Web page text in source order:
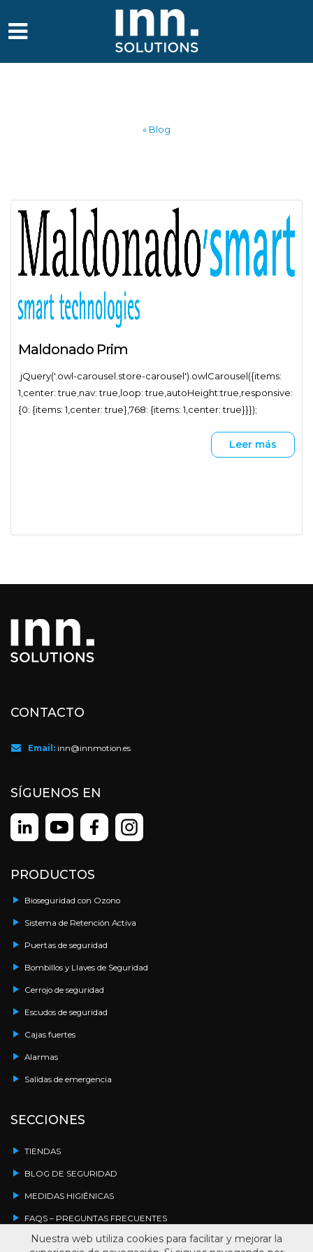
« Blog
Maldonado Prim
jQuery('.owl-carousel.store-carousel').owlCarousel({items:
1,center: true,nav: true,loop: true,autoHeight:true,responsive:
{0: {items: 1,center: true},768: {items: 1,center: true}}});
Leer más
CONTACTO
Email: inn@innmotion.es
SÍGUENOS EN
PRODUCTOS
Bioseguridad con Ozono
Sistema de Retención Activa
Puertas de seguridad
Bombillos y Llaves de Seguridad
Cerrojo de seguridad
Escudos de seguridad
Cajas fuertes
Alarmas
Salidas de emergencia
SECCIONES
TIENDAS
BLOG DE SEGURIDAD
MEDIDAS HIGIÉNICAS
FAQS – PREGUNTAS FRECUENTES
DESCARGAS
Nuestra web utiliza cookies para facilitar y mejorar la